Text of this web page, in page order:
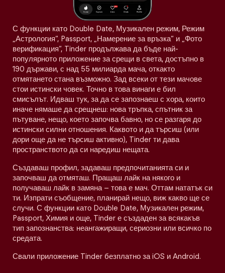
С функции като Double Date, Музикален режим, Режим
„Астрология“, Passport, „Намерение за връзка“ и „Фото
верификация“, Tinder продължава да бъде най-
популярното приложение за срещи в света, достъпно в
190 държави, с над 55 милиарда мача, откакто
отмятането стана възможно. Зад всеки от тези мачове
стои истински човек. Точно в това винаги е бил
смисълът. Идваш тук, за да се запознаеш с хора, които
иначе нямаше да срещнеш: нова тръпка, спътник за
пътуване, нещо, което започва бавно, но се разгаря до
истински силни отношения. Каквото и да търсиш (или
дори още да не търсиш активно), Tinder ти дава
пространството да си наредиш нещата.
Създаваш профил, задаваш предпочитанията си и
започваш да отмяташ. Пращаш лайк на някого и
получаваш лайк в замяна – това е мач. Оттам нататък си
ти. Изпрати съобщение, планирай нещо, виж какво ще се
случи. С функции като Double Date, Музикален режим,
Passport, Химия и още, Tinder е създаден за всякакъв
тип запознанства: неангажиращи, сериозни или всичко по
средата.
Свали приложение Tinder безплатно за iOS и Android.